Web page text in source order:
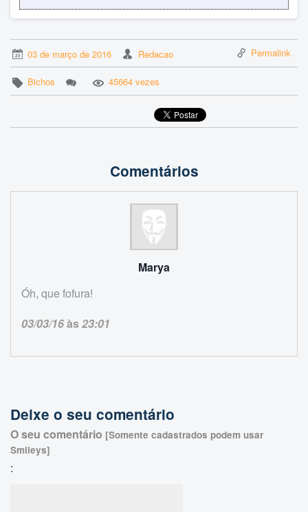
03 de março de 2016 Redacao Permalink
Bichos 45664 vezes
Comentários
Marya
Óh, que fofura!
03/03/16às23:01
Deixe o seu comentário
O seu comentário [Somente cadastrados podem usar
Smileys]
: